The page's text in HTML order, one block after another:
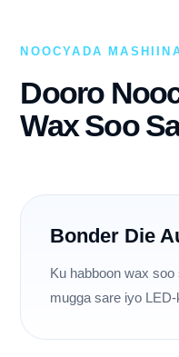
NOOCYADA
Dooro
Wax Soo
Bonder Die
Ku habboon wax
mugga sare iyo LED-